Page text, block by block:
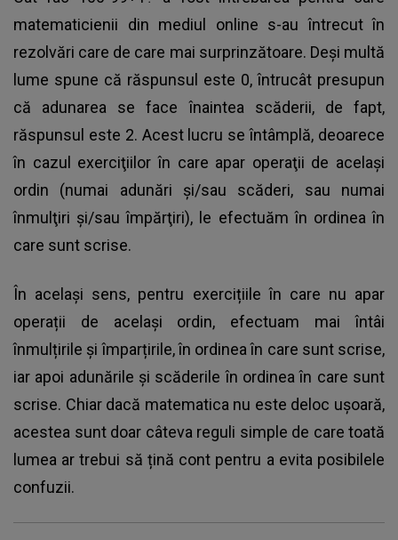
matematicienii din mediul online s-au întrecut în
rezolvări care de care mai surprinzătoare. Deşi multă
lume spune că răspunsul este 0, întrucât presupun
că adunarea se face înaintea scăderii, de fapt,
răspunsul este 2. Acest lucru se întâmplă, deoarece
în cazul exerciţiilor în care apar operaţii de acelaşi
ordin (numai adunări şi/sau scăderi, sau numai
înmulţiri şi/sau împărţiri), le efectuăm în ordinea în
care sunt scrise.
În același sens, pentru exercițiile în care nu apar
operații de același ordin, efectuam mai întâi
înmulțirile și împarțirile, în ordinea în care sunt scrise,
iar apoi adunările și scăderile în ordinea în care sunt
scrise. Chiar dacă matematica nu este deloc ușoară,
acestea sunt doar câteva reguli simple de care toată
lumea ar trebui să țină cont pentru a evita posibilele
confuzii.